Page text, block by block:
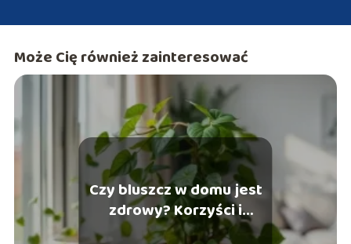
Może Cię również zainteresować
Czy bluszcz w domu jest
zdrowy? Korzyści i
zagrożenia